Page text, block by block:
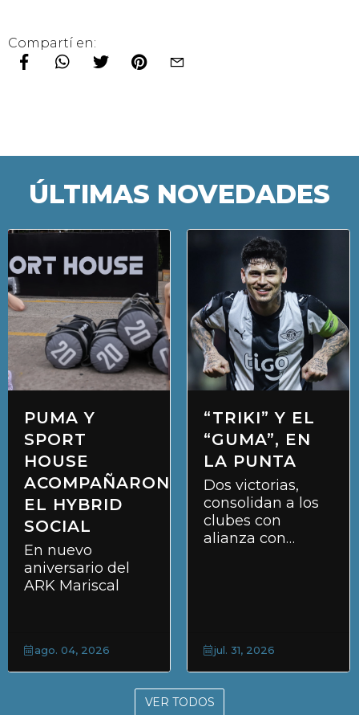
Compartí en:
ÚLTIMAS NOVEDADES
PUMA Y
SPORT
HOUSE
ACOMPAÑARON
EL HYBRID
SOCIAL
En nuevo
aniversario del
ARK Mariscal
ago. 04, 2026
“TRIKI” Y EL
“GUMA”, EN
LA PUNTA
Dos victorias,
consolidan a los
clubes con
alianza con
jul. 31, 2026
VER TODOS